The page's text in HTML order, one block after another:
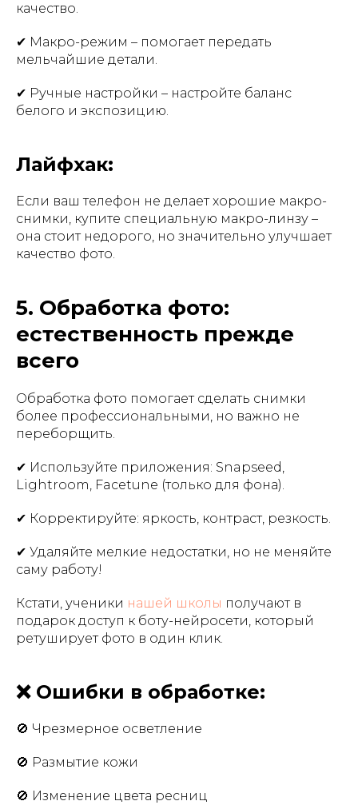
качество.
✔ Макро-режим – помогает передать
мельчайшие детали.
✔ Ручные настройки – настройте баланс
белого и экспозицию.
Лайфхак:
Если ваш телефон не делает хорошие макро-
снимки, купите специальную макро-линзу –
она стоит недорого, но значительно улучшает
качество фото.
5. Обработка фото:
естественность прежде
всего
Обработка фото помогает сделать снимки
более профессиональными, но важно не
переборщить.
✔ Используйте приложения: Snapseed,
Lightroom, Facetune (только для фона).
✔ Корректируйте: яркость, контраст, резкость.
✔ Удаляйте мелкие недостатки, но не меняйте
саму работу!
Кстати, ученики нашей школы получают в
подарок доступ к боту-нейросети, который
ретуширует фото в один клик.
❌ Ошибки в обработке:
🚫 Чрезмерное осветление
🚫 Размытие кожи
🚫 Изменение цвета ресниц